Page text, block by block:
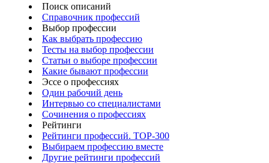
Поиск описаний
Справочник профессий
Выбор профессии
Как выбрать профессию
Тесты на выбор профессии
Статьи о выборе профессии
Какие бывают профессии
Эссе о профессиях
Один рабочий день
Интервью со специалистами
Сочинения о профессиях
Рейтинги
Рейтинги профессий. TOP-300
Выбираем профессию вместе
Другие рейтинги профессий